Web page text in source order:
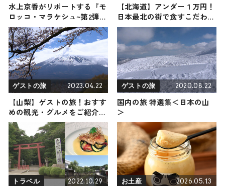
水上京香がリポートする『モ
ロッコ・マラケシュ~第2弾
~』の旅！おすすめ観光スポ
ットやグルメを紹介 2026年3
月7日放送
【北海道】アンダー１万円！
日本最北の街で食すこだわり
絶品グルメ
ゲストの旅 2023.04.22
【山梨】ゲストの旅！おすす
めの観光・グルメをご紹介
2023年4月22日放送
ゲストの旅 2020.08.22
国内の旅 特選集＜日本の山
＞
トラベル 2022.10.29 お土産 2026.05.13